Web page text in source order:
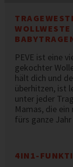
PEVE ist eine
gekochter
hält dich und
überhitzen, ist
unter jeder
Mamas, die
fürs ganze Jahr
4IN1-